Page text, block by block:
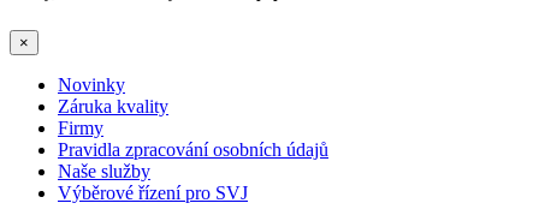
×
Novinky
Záruka kvality
Firmy
Pravidla zpracování osobních údajů
Naše služby
Výběrové řízení pro SVJ